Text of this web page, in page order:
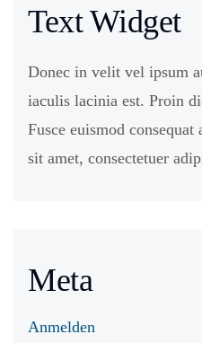
Text Widget
Donec in velit vel ipsum
iaculis lacinia est. Proin
Fusce euismod
sit amet, consectetuer
Meta
Anmelden